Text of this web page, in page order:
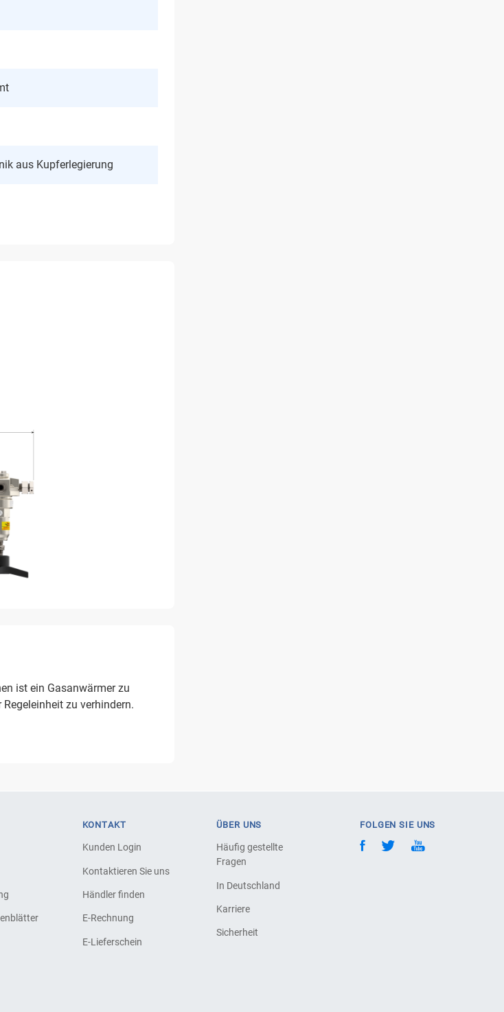
aus Kupferlegierung
ist ein Gasanwärmer zu
zu verhindern.
KONTAKT
Kunden Login
Kontaktieren Sie uns
Händler finden
E-Rechnung
E-Lieferschein
ÜBER UNS
Häufig gestellte
Fragen
In Deutschland
Karriere
Sicherheit
FOLGEN SIE UNS